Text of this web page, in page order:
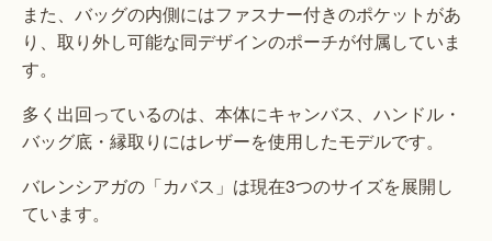
また、バッグの内側にはファスナー付きのポケットがあ
り、取り外し可能な同デザインのポーチが付属していま
す。
多く出回っているのは、本体にキャンバス、ハンドル・
バッグ底・縁取りにはレザーを使用したモデルです。
バレンシアガの「カバス」は現在3つのサイズを展開し
ています。